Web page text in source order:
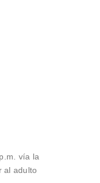
vía la
al adulto